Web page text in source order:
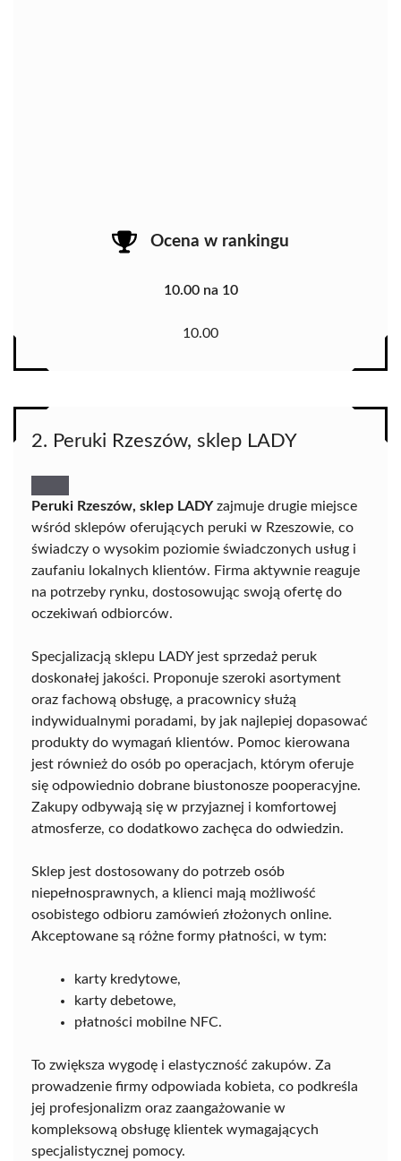
Ocena w rankingu
10.00 na 10
10.00
2. Peruki Rzeszów, sklep LADY
Peruki Rzeszów, sklep LADYzajmuje drugie miejsce
wśród sklepów oferujących peruki w Rzeszowie, co
świadczy o wysokim poziomie świadczonych usług i
zaufaniu lokalnych klientów. Firma aktywnie reaguje
na potrzeby rynku, dostosowując swoją ofertę do
oczekiwań odbiorców.
Specjalizacją sklepu LADY jest sprzedaż peruk
doskonałej jakości. Proponuje szeroki asortyment
oraz fachową obsługę, a pracownicy służą
indywidualnymi poradami, by jak najlepiej dopasować
produkty do wymagań klientów. Pomoc kierowana
jest również do osób po operacjach, którym oferuje
się odpowiednio dobrane biustonosze pooperacyjne.
Zakupy odbywają się w przyjaznej i komfortowej
atmosferze, co dodatkowo zachęca do odwiedzin.
Sklep jest dostosowany do potrzeb osób
niepełnosprawnych, a klienci mają możliwość
osobistego odbioru zamówień złożonych online.
Akceptowane są różne formy płatności, w tym:
karty kredytowe,
karty debetowe,
płatności mobilne NFC.
To zwiększa wygodę i elastyczność zakupów. Za
prowadzenie firmy odpowiada kobieta, co podkreśla
jej profesjonalizm oraz zaangażowanie w
kompleksową obsługę klientek wymagających
specjalistycznej pomocy.